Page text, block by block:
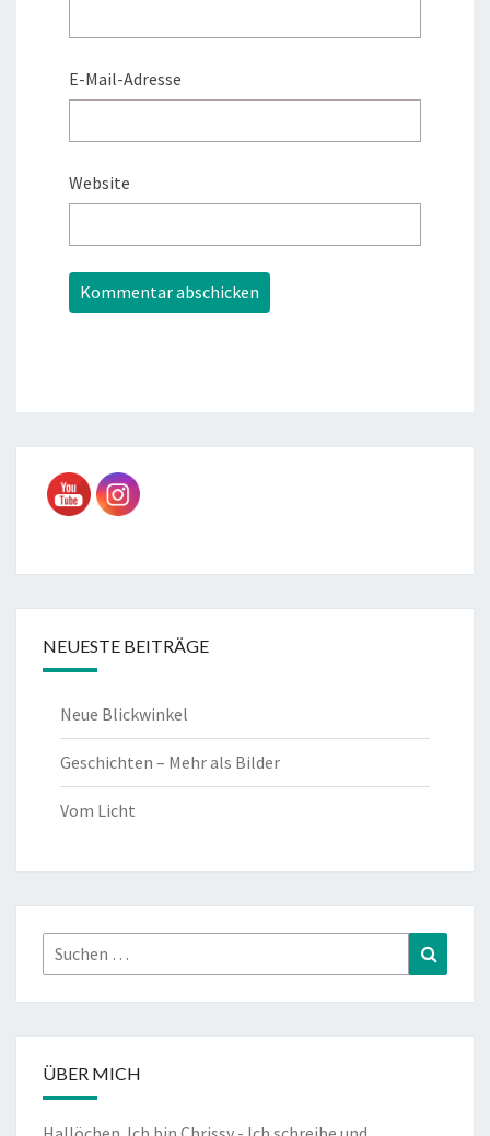
E-Mail-Adresse
Website
NEUESTE BEITRÄGE
Neue Blickwinkel
Geschichten – Mehr als Bilder
Vom Licht
Suchen
nach:
ÜBER MICH